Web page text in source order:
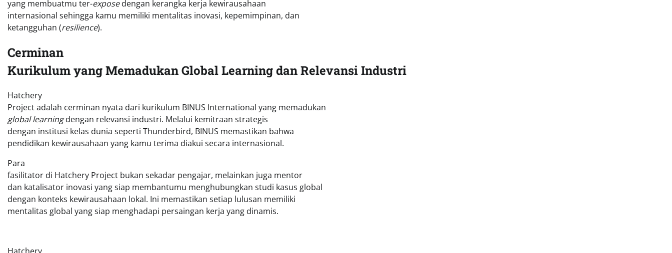
yang membuatmu ter-exposedengan kerangka kerja kewirausahaan
internasional sehingga kamu memiliki mentalitas inovasi, kepemimpinan, dan
ketangguhan (resilience).
Cerminan
Kurikulum yang Memadukan Global Learning dan Relevansi Industri
Hatchery
Project adalah cerminan nyata dari kurikulum BINUS International yang memadukan
global learningdengan relevansi industri. Melalui kemitraan strategis
dengan institusi kelas dunia seperti Thunderbird, BINUS memastikan bahwa
pendidikan kewirausahaan yang kamu terima diakui secara internasional.
Para
fasilitator di Hatchery Project bukan sekadar pengajar, melainkan juga mentor
dan katalisator inovasi yang siap membantumu menghubungkan studi kasus global
dengan konteks kewirausahaan lokal. Ini memastikan setiap lulusan memiliki
mentalitas global yang siap menghadapi persaingan kerja yang dinamis.